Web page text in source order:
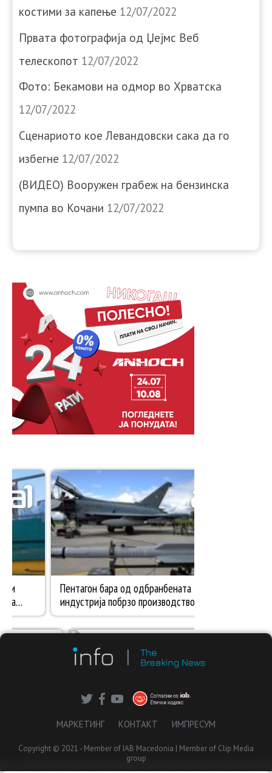
костими за капење 12/07/2022
Првата фотографија од Џејмс Веб
телескопот 12/07/2022
Фото: Бекамови на одмор во Хрватска
12/07/2022
Сценариото кое Левандовски сака да го
избегне 12/07/2022
(ВИДЕО) Вооружен грабеж на бензинска
пумпа во Кочани 12/07/2022
МАРКЕТИНГ КОНТАКТ ИМПРЕСУМ
Copyright © 2021 - Member of IAB Macedonia | Member of Clip Media
group